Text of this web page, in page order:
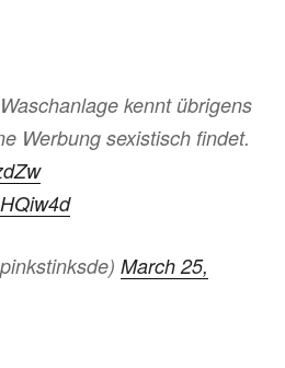
kennt übrigens
Werbung sexistisch findet.
March 25,